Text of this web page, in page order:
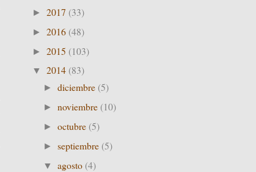
► 2017 (33)
► 2016 (48)
► 2015 (103)
▼ 2014 (83)
►diciembre (5)
►noviembre (10)
►octubre (5)
►septiembre (5)
▼agosto (4)